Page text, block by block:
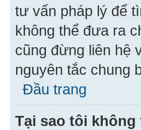
tư vấn pháp lý để
không thể đưa ra
cũng đừng liên hệ
nguyên tắc chung
Đầu trang
Tại sao tôi